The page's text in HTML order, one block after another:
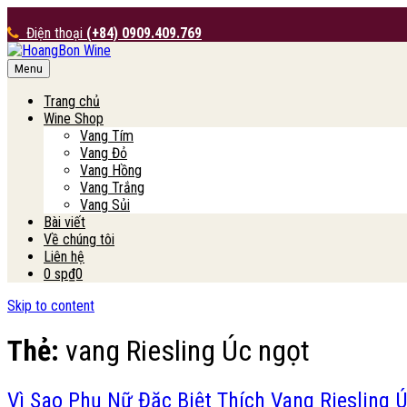
Điện thoại (+84) 0909.409.769
HoangBon Wine
Menu
Trang chủ
Wine Shop
Vang Tím
Vang Đỏ
Vang Hồng
Vang Trắng
Vang Sủi
Bài viết
Về chúng tôi
Liên hệ
0 sp₫0
Skip to content
Thẻ: vang Riesling Úc ngọt
Vì Sao Phụ Nữ Đặc Biệt Thích Vang Riesling